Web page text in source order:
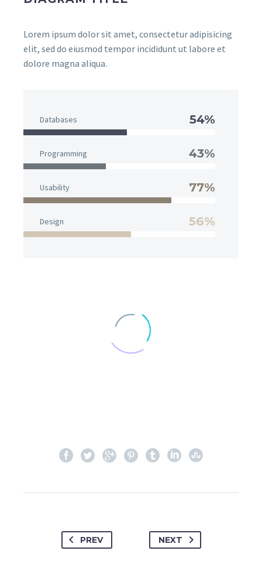
Lorem ipsum dolor sit amet, consectetur adipisicing
elit, sed do eiusmod tempor incididunt ut labore et
dolore magna aliqua.
Databases 54%
Programming 43%
Usability 77%
Design 56%
PREV NEXT